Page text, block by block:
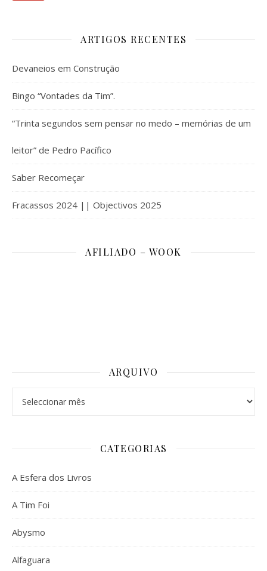
ARTIGOS RECENTES
Devaneios em Construção
Bingo “Vontades da Tim”.
“Trinta segundos sem pensar no medo – memórias de um
leitor” de Pedro Pacífico
Saber Recomeçar
Fracassos 2024 || Objectivos 2025
AFILIADO – WOOK
ARQUIVO
CATEGORIAS
A Esfera dos Livros
A Tim Foi
Abysmo
Alfaguara